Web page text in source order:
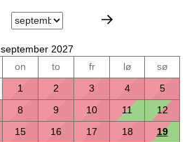
september 2027
on to fr lø
sø
1 2 3 4
5
8 9 10 11
12
15 16 17 18
19